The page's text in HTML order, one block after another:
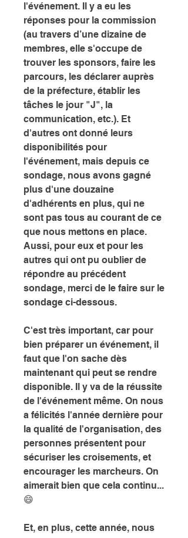
l'événement. Il y a eu les
réponses pour la commission
(au travers d’une dizaine de
membres, elle s'occupe de
trouver les sponsors, faire les
parcours, les déclarer auprès
de la préfecture, établir les
tâches le jour "J", la
communication, etc.). Et
d'autres ont donné leurs
disponibilités pour
l'événement, mais depuis ce
sondage, nous avons gagné
plus d'une douzaine
d'adhérents en plus, qui ne
sont pas tous au courant de ce
que nous mettons en place.
Aussi, pour eux et pour les
autres qui ont pu oublier de
répondre au précédent
sondage, merci de le faire sur le
sondage ci-dessous.
C'est très important, car pour
bien préparer un événement, il
faut que l'on sache dès
maintenant qui peut se rendre
disponible. Il y va de la réussite
de l'événement même. On nous
a félicités l'année dernière pour
la qualité de l'organisation, des
personnes présentent pour
sécuriser les croisements, et
encourager les marcheurs. On
aimerait bien que cela continu...
😄
Et, en plus, cette année, nous